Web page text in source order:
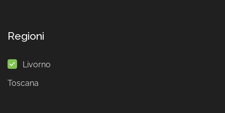
Regioni
Livorno
Toscana